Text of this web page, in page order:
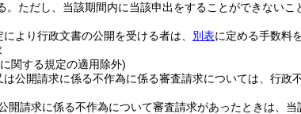
ただし、当該期間内に当該申出をすることができないこ
により行政文書の公開を受ける者は、 別表に定める手数料
関する規定の適用除外)
は公開請求に係る不作為に係る審査請求については、行政
開請求に係る不作為について審査請求があったときは、